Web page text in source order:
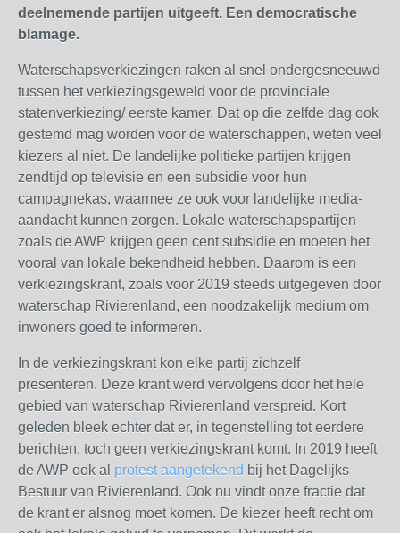
deelnemende partijen uitgeeft. Een democratische
blamage.
Waterschapsverkiezingen raken al snel ondergesneeuwd
tussen het verkiezingsgeweld voor de provinciale
statenverkiezing/ eerste kamer. Dat op die zelfde dag ook
gestemd mag worden voor de waterschappen, weten veel
kiezers al niet. De landelijke politieke partijen krijgen
zendtijd op televisie en een subsidie voor hun
campagnekas, waarmee ze ook voor landelijke media-
aandacht kunnen zorgen. Lokale waterschapspartijen
zoals de AWP krijgen geen cent subsidie en moeten het
vooral van lokale bekendheid hebben. Daarom is een
verkiezingskrant, zoals voor 2019 steeds uitgegeven door
waterschap Rivierenland, een noodzakelijk medium om
inwoners goed te informeren.
In de verkiezingskrant kon elke partij zichzelf
presenteren. Deze krant werd vervolgens door het hele
gebied van waterschap Rivierenland verspreid. Kort
geleden bleek echter dat er, in tegenstelling tot eerdere
berichten, toch geen verkiezingskrant komt. In 2019 heeft
de AWP ook al protest aangetekend bij het Dagelijks
Bestuur van Rivierenland. Ook nu vindt onze fractie dat
de krant er alsnog moet komen. De kiezer heeft recht om